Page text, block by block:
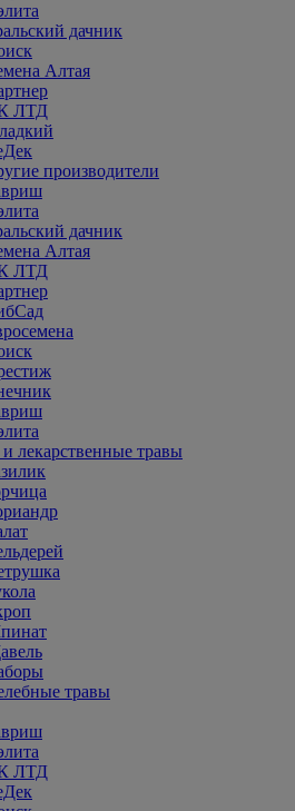
дачник
Алтая
ЛТД
производители
дачник
Алтая
ЛТД
лекарственные травы
травы
ЛТД